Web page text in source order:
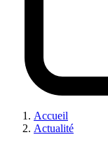
Accueil
Actualité